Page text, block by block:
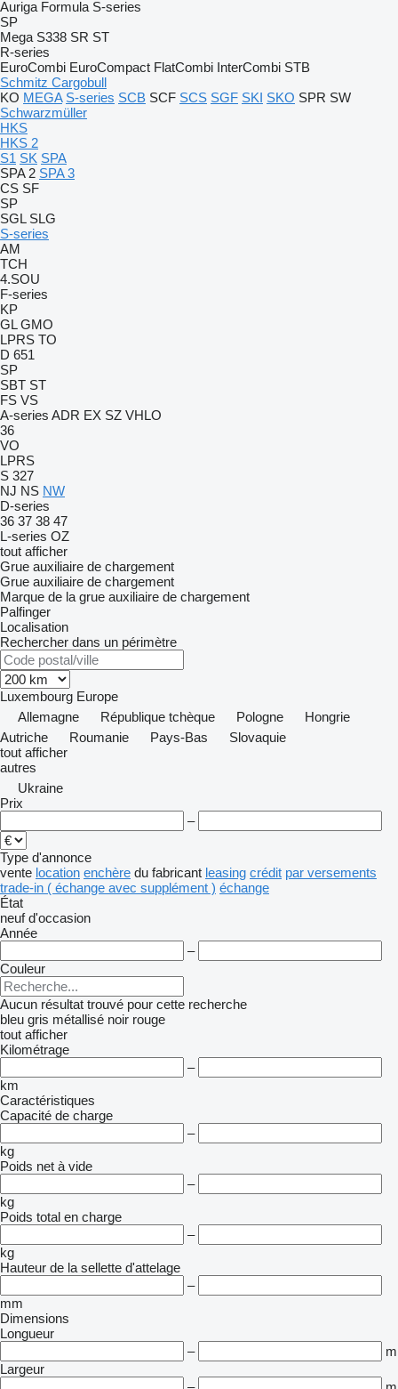
Auriga Formula S-series
SP
Mega S338 SR ST
R-series
EuroCombi EuroCompact FlatCombi InterCombi STB
Schmitz Cargobull
KO MEGA S-series SCB SCF SCS SGF SKI SKO SPR SW
Schwarzmüller
HKS
HKS 2
S1 SK SPA
SPA 2 SPA 3
CS SF
SP
SGL SLG
S-series
AM
TCH
4.SOU
F-series
KP
GL GMO
LPRS TO
D 651
SP
SBT ST
FS VS
A-series ADR EX SZ VHLO
36
VO
LPRS
S 327
NJ NS NW
D-series
36 37 38 47
L-series OZ
tout afficher
Grue auxiliaire de chargement
Grue auxiliaire de chargement
Marque de la grue auxiliaire de chargement
Palfinger
Localisation
Rechercher dans un périmètre
Luxembourg Europe
Allemagne
République tchèque Pologne
Hongrie
Autriche
Roumanie Pays-Bas
Slovaquie
tout afficher
autres
Ukraine
Prix
–
Type d'annonce
vente location enchère du fabricant leasing crédit par versements
trade-in ( échange avec supplément ) échange
État
neuf d'occasion
Année
–
Couleur
Aucun résultat trouvé pour cette recherche
bleu gris métallisé noir rouge
tout afficher
Kilométrage
–
km
Caractéristiques
Capacité de charge
–
kg
Poids net à vide
–
kg
Poids total en charge
–
kg
Hauteur de la sellette d'attelage
–
mm
Dimensions
Longueur
–
m
Largeur